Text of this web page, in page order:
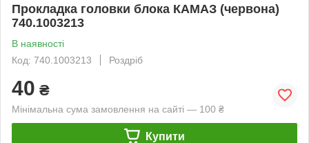
Прокладка головки блока КАМАЗ (червона)
740.1003213
В наявності
Код: 740.1003213
Роздріб
40 ₴
Мінімальна сума замовлення на сайті — 100 ₴
Купити